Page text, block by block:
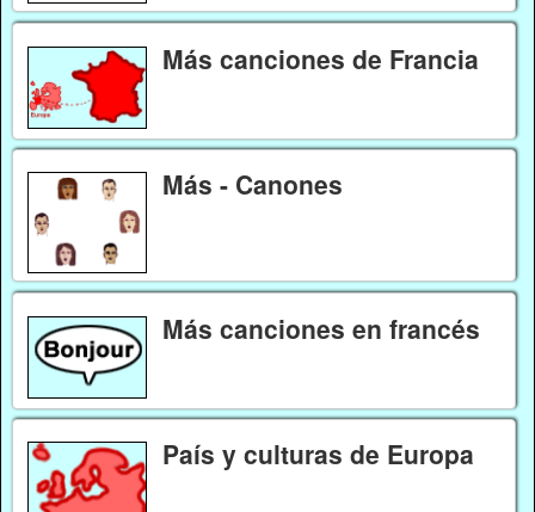
Más canciones de Francia
Más - Canones
Más canciones en francés
País y culturas de Europa